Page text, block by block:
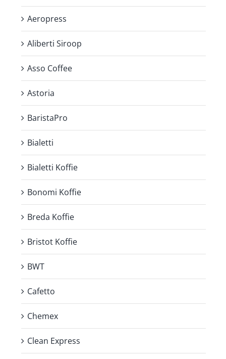
Aeropress
Aliberti Siroop
Asso Coffee
Astoria
BaristaPro
Bialetti
Bialetti Koffie
Bonomi Koffie
Breda Koffie
Bristot Koffie
BWT
Cafetto
Chemex
Clean Express